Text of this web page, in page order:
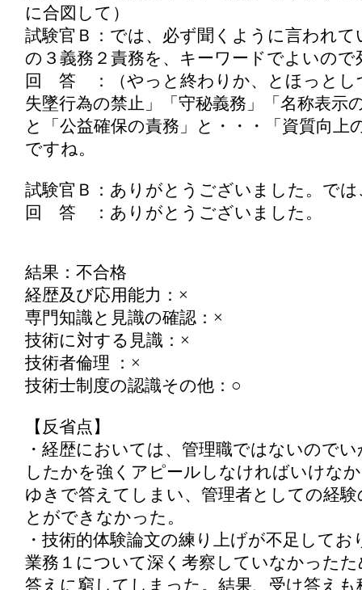
に合図して）
試験官Ｂ：では、必ず聞くように言われ
の３義務２責務を、キーワードでよいの
回 答 ：（やっと終わりか、とほっとし
失墜行為の禁止」「守秘義務」「名称表示
と「公益確保の責務」と・・・「資質向上
ですね。
試験官Ｂ：ありがとうございました。で
回 答 ：ありがとうございました。
結果：不合格
経歴及び応用能力：×
専門知識と見識の確認：×
技術に対する見識：×
技術者倫理 ：×
技術士制度の認識その他：○
【反省点】
・経歴においては、管理職ではないので
したかを強くアピールしなければいけな
ゆきで答えてしまい、管理者としての経
とができなかった。
・技術的体験論文の練り上げが不足して
業務１について深く考察していなかった
答えに窮してしまった。結果、受け答え